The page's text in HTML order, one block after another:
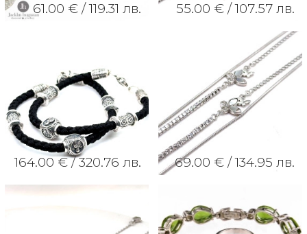
61.00 € / 119.31 лв. 55.00 € / 107.57 лв.
164.00 € / 320.76 лв. 69.00 € / 134.95 лв.